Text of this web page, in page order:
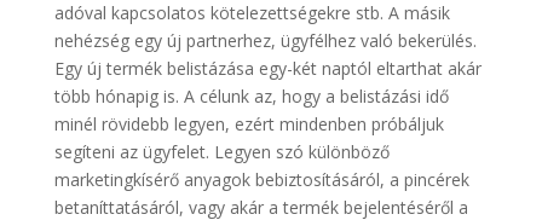
adóval kapcsolatos kötelezettségekre stb. A másik
nehézség egy új partnerhez, ügyfélhez való bekerülés.
Egy új termék belistázása egy-két naptól eltarthat akár
több hónapig is. A célunk az, hogy a belistázási idő
minél rövidebb legyen, ezért mindenben próbáljuk
segíteni az ügyfelet. Legyen szó különböző
marketingkísérő anyagok bebiztosításáról, a pincérek
betaníttatásáról, vagy akár a termék bejelentéséről a